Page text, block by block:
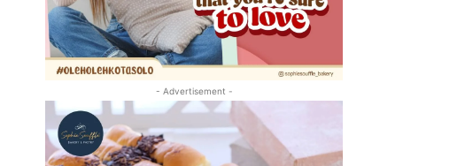
- Advertisement -